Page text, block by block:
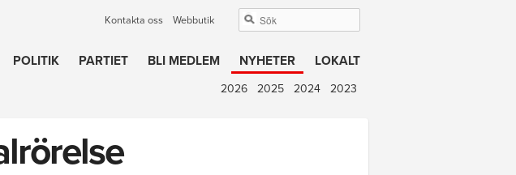
Kontakta oss Webbutik
POLITIK PARTIET BLI MEDLEM NYHETER LOKALT
2026 2025 2024 2023